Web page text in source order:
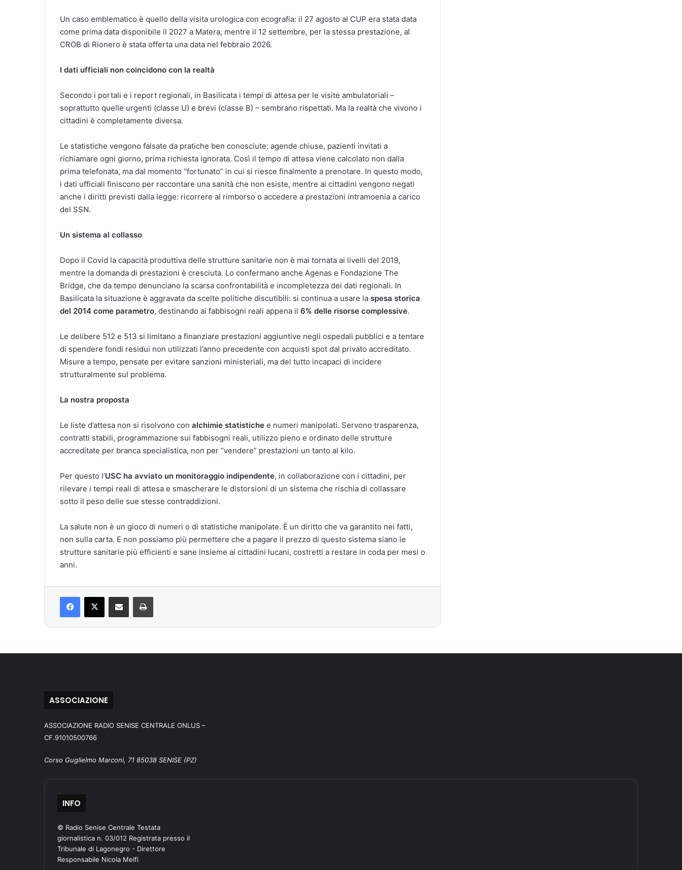
Un caso emblematico è quello della visita urologica con ecografia: il 27 agosto al CUP era stata data
come prima data disponibile il 2027 a Matera, mentre il 12 settembre, per la stessa prestazione, al
CROB di Rionero è stata offerta una data nel febbraio 2026.
I dati ufficiali non coincidono con la realtà
Secondo i portali e i report regionali, in Basilicata i tempi di attesa per le visite ambulatoriali –
soprattutto quelle urgenti (classe U) e brevi (classe B) – sembrano rispettati. Ma la realtà che vivono i
cittadini è completamente diversa.
Le statistiche vengono falsate da pratiche ben conosciute: agende chiuse, pazienti invitati a
richiamare ogni giorno, prima richiesta ignorata. Così il tempo di attesa viene calcolato non dalla
prima telefonata, ma dal momento “fortunato” in cui si riesce finalmente a prenotare. In questo modo,
i dati ufficiali finiscono per raccontare una sanità che non esiste, mentre ai cittadini vengono negati
anche i diritti previsti dalla legge: ricorrere al rimborso o accedere a prestazioni intramoenia a carico
del SSN.
Un sistema al collasso
Dopo il Covid la capacità produttiva delle strutture sanitarie non è mai tornata ai livelli del 2019,
mentre la domanda di prestazioni è cresciuta. Lo confermano anche Agenas e Fondazione The
Bridge, che da tempo denunciano la scarsa confrontabilità e incompletezza dei dati regionali. In
Basilicata la situazione è aggravata da scelte politiche discutibili: si continua a usare la spesa storica
del 2014 come parametro, destinando ai fabbisogni reali appena il 6% delle risorse complessive.
Le delibere 512 e 513 si limitano a finanziare prestazioni aggiuntive negli ospedali pubblici e a tentare
di spendere fondi residui non utilizzati l’anno precedente con acquisti spot dal privato accreditato.
Misure a tempo, pensate per evitare sanzioni ministeriali, ma del tutto incapaci di incidere
strutturalmente sul problema.
La nostra proposta
Le liste d’attesa non si risolvono con alchimie statistiche e numeri manipolati. Servono trasparenza,
contratti stabili, programmazione sui fabbisogni reali, utilizzo pieno e ordinato delle strutture
accreditate per branca specialistica, non per “vendere” prestazioni un tanto al kilo.
Per questo l’USC ha avviato un monitoraggio indipendente, in collaborazione con i cittadini, per
rilevare i tempi reali di attesa e smascherare le distorsioni di un sistema che rischia di collassare
sotto il peso delle sue stesse contraddizioni.
La salute non è un gioco di numeri o di statistiche manipolate. È un diritto che va garantito nei fatti,
non sulla carta. E non possiamo più permettere che a pagare il prezzo di questo sistema siano le
strutture sanitarie più efficienti e sane insieme ai cittadini lucani, costretti a restare in coda per mesi o
anni.
ASSOCIAZIONE
ASSOCIAZIONE RADIO SENISE CENTRALE ONLUS –
CF.91010500766
Corso Guglielmo Marconi, 71 85038 SENISE (PZ)
INFO
© Radio Senise Centrale Testata
giornalistica n. 03/012 Registrata presso il
Tribunale di Lagonegro - Direttore
Responsabile Nicola Melfi